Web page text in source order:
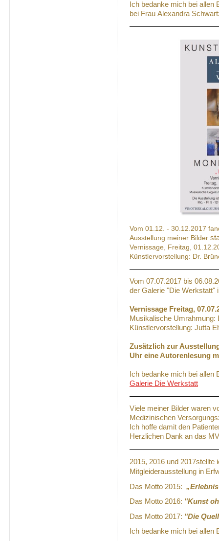
Ich bedanke mich bei allen
bei Frau Alexandra
Vom 01.12. - 30.12.2017
Ausstellung meiner Bilder
Vernissage, Freitag,
Künstlervorstellung: Dr.
Vom 07.07.2017 bis
der Galerie "Die Werkstatt"
Vernissage Freitag,
Musikalische Umrahmung:
Künstlervorstellung: Jutta
Zusätzlich zur
Uhr eine Autorenlesung
Ich bedanke mich bei allen
Galerie Die Werkstatt
Viele meiner Bilder waren
Medizinischen
Ich hoffe damit den
Herzlichen Dank an das
2015, 2016 und 2017stellte
Mitgleiderausstellung in
Das Motto 2015:
Das Motto 2016: "Kunst
Das Motto 2017: "Die
Ich bedanke mich bei allen